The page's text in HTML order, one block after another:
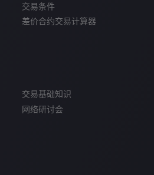
交易条件
差价合约交易计算器
交易基础知识
网络研讨会